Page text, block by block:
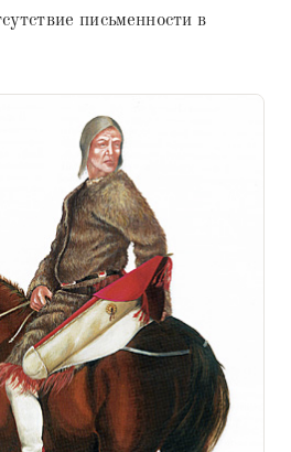
письменности в